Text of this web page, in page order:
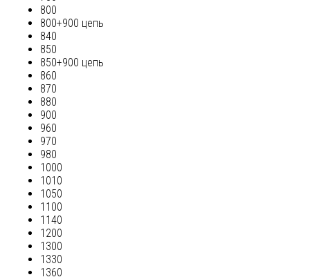
800
800+900 цепь
840
850
850+900 цепь
860
870
880
900
960
970
980
1000
1010
1050
1100
1140
1200
1300
1330
1360